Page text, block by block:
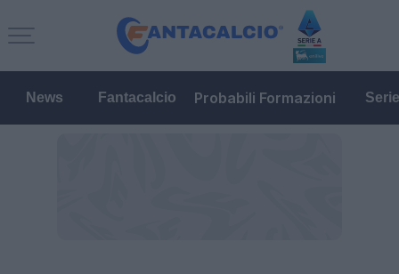
News Fantacalcio Probabili Formazioni